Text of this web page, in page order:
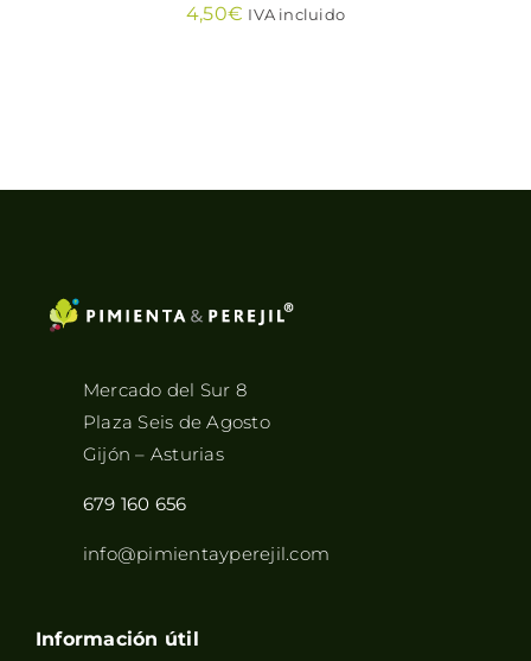
4,50€ IVA incluido
Mercado del Sur 8
Plaza Seis de Agosto
Gijón – Asturias
679 160 656
info@pimientayperejil.com
Información útil